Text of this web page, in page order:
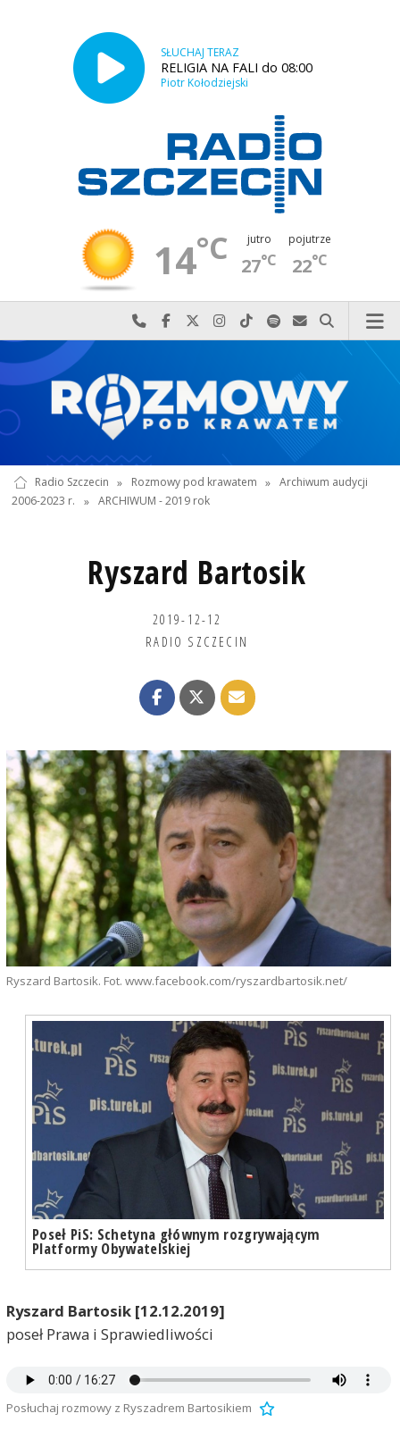
SŁUCHAJ TERAZ
RELIGIA NA FALI do 08:00
Piotr Kołodziejski
14°C jutro
27°C
pojutrze
22°C
Najlepiej po prostu do nas zadzwoń
Odwiedź nas na Facebook-u
Odwiedź nas na X
Odwiedź nas na Instagram-ie
Odwiedź nas na TikTok-u
Szukaj nas na Spotify
Wyślij do nas
Szukaj
Radio Szczecin » Rozmowy pod krawatem » Archiwum audycji
2006-2023 r.
» ARCHIWUM - 2019 rok
Ryszard Bartosik
2019-12-12
RADIO SZCZECIN
Ryszard Bartosik. Fot. www.facebook.com/ryszardbartosik.net/
Poseł PiS: Schetyna głównym rozgrywającym
Platformy Obywatelskiej
Ryszard Bartosik [12.12.2019]
poseł Prawa i Sprawiedliwości
Posłuchaj rozmowy z Ryszadrem Bartosikiem